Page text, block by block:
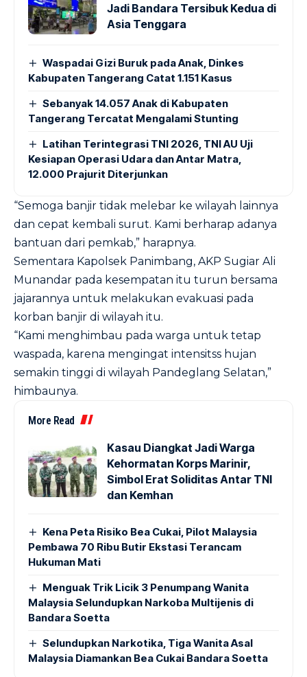
Jadi Bandara Tersibuk Kedua di
Asia Tenggara
Waspadai Gizi Buruk pada Anak, Dinkes
Kabupaten Tangerang Catat 1.151 Kasus
Sebanyak 14.057 Anak di Kabupaten
Tangerang Tercatat Mengalami Stunting
Latihan Terintegrasi TNI 2026, TNI AU Uji
Kesiapan Operasi Udara dan Antar Matra,
12.000 Prajurit Diterjunkan
“Semoga banjir tidak melebar ke wilayah lainnya
dan cepat kembali surut. Kami berharap adanya
bantuan dari pemkab,” harapnya.
Sementara Kapolsek Panimbang, AKP Sugiar Ali
Munandar pada kesempatan itu turun bersama
jajarannya untuk melakukan evakuasi pada
korban banjir di wilayah itu.
“Kami menghimbau pada warga untuk tetap
waspada, karena mengingat intensitss hujan
semakin tinggi di wilayah Pandeglang Selatan,”
himbaunya.
More Read
Kasau Diangkat Jadi Warga
Kehormatan Korps Marinir,
Simbol Erat Soliditas Antar TNI
dan Kemhan
Kena Peta Risiko Bea Cukai, Pilot Malaysia
Pembawa 70 Ribu Butir Ekstasi Terancam
Hukuman Mati
Menguak Trik Licik 3 Penumpang Wanita
Malaysia Selundupkan Narkoba Multijenis di
Bandara Soetta
Selundupkan Narkotika, Tiga Wanita Asal
Malaysia Diamankan Bea Cukai Bandara Soetta